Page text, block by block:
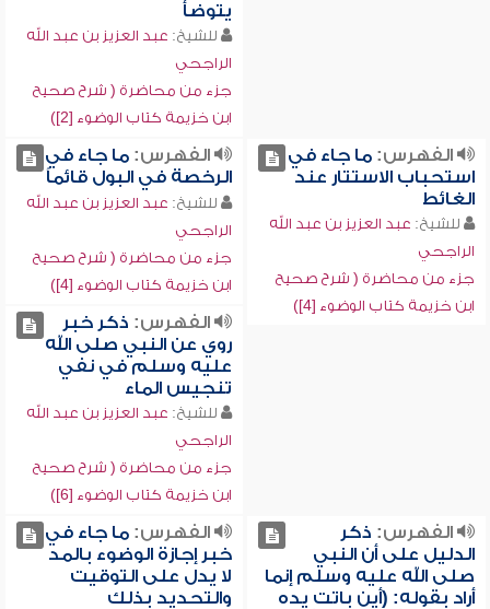
يتوضأ
للشيخ: عبد العزيز بن عبد الله
الراجحي
جزء من محاضرة ( شرح صحيح
ابن خزيمة كتاب الوضوء [2])
الفهرس:ما جاء في
استحباب الاستتار عند
الغائط
للشيخ: عبد العزيز بن عبد الله
الراجحي
جزء من محاضرة ( شرح صحيح
ابن خزيمة كتاب الوضوء [4])
الفهرس:ما جاء في
الرخصة في البول قائماً
للشيخ: عبد العزيز بن عبد الله
الراجحي
جزء من محاضرة ( شرح صحيح
ابن خزيمة كتاب الوضوء [4])
الفهرس: ذكر خبر
روي عن النبي صلى الله
عليه وسلم في نفي
تنجيس الماء
للشيخ: عبد العزيز بن عبد الله
الراجحي
جزء من محاضرة ( شرح صحيح
ابن خزيمة كتاب الوضوء [6])
الفهرس: ذكر
الدليل على أن النبي
صلى الله عليه وسلم إنما
أراد بقوله: (أين باتت يده
الفهرس:ما جاء في
خبر إجازة الوضوء بالمد
لا يدل على التوقيت
والتحديد بذلك